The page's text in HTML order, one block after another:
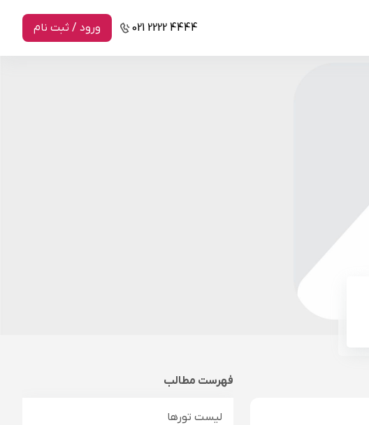
021 2222 4444 ورود / ثبت نام
فهرست مطالب
لیست تورها